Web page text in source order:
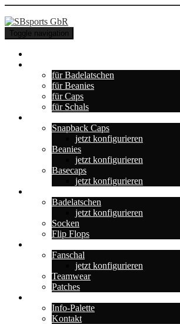
Toggle navigation
für Badelatschen
für Beanies
für Caps
für Schals
Snapback Caps
jetzt konfigurieren
Beanies
jetzt konfigurieren
Basecaps
jetzt konfigurieren
Badelatschen
jetzt konfigurieren
Socken
Flip Flops
Fanschal
jetzt konfigurieren
Teamwear
Patches
Info-Palette
Kontakt